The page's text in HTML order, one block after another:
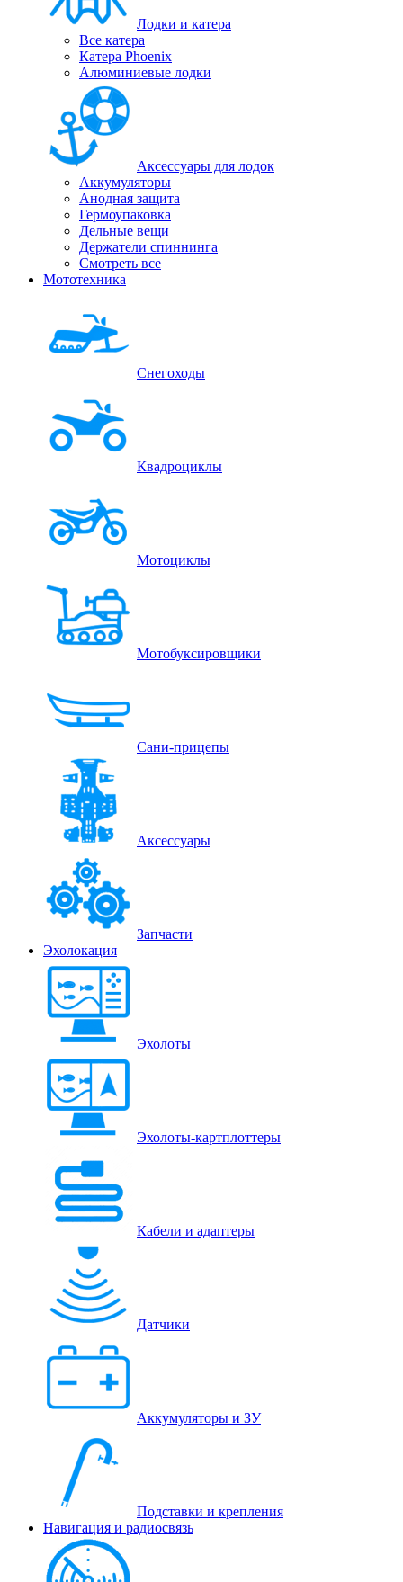
Лодки и катера
Все катера
Катера Phoenix
Алюминиевые лодки
Аксессуары для лодок
Аккумуляторы
Анодная защита
Гермоупаковка
Дельные вещи
Держатели спиннинга
Смотреть все
Мототехника
Снегоходы
Квадроциклы
Мотоциклы
Мотобуксировщики
Сани-прицепы
Аксессуары
Запчасти
Эхолокация
Эхолоты
Эхолоты-картплоттеры
Кабели и адаптеры
Датчики
Аккумуляторы и ЗУ
Подставки и крепления
Навигация и радиосвязь